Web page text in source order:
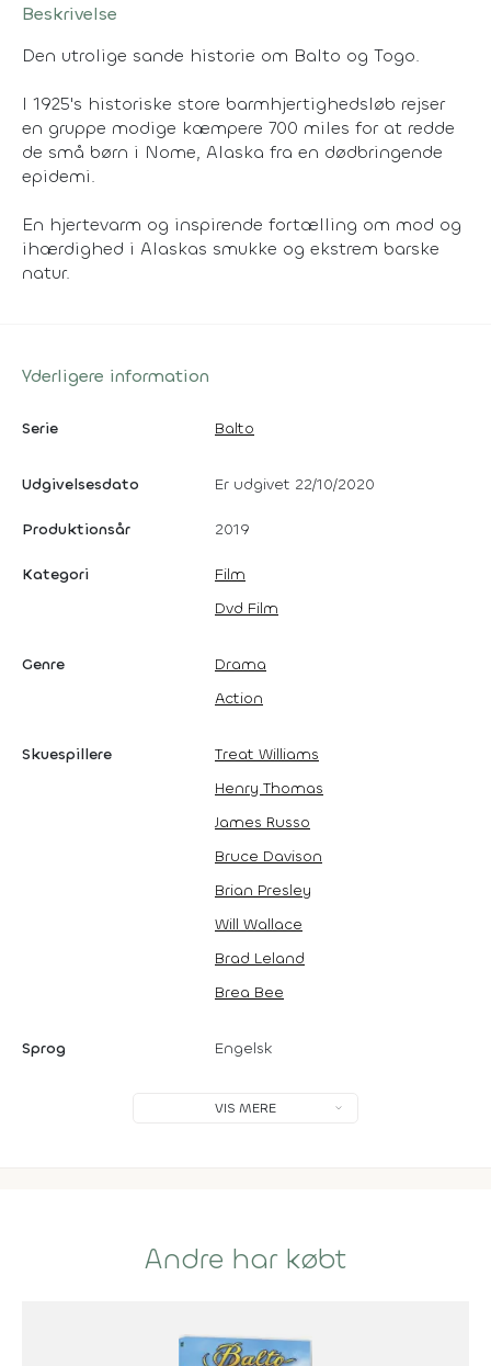
Beskrivelse
Den utrolige sande historie om Balto og Togo.
I 1925's historiske store barmhjertighedsløb rejser
en gruppe modige kæmpere 700 miles for at redde
de små børn i Nome, Alaska fra en dødbringende
epidemi.
En hjertevarm og inspirende fortælling om mod og
ihærdighed i Alaskas smukke og ekstrem barske
natur.
Yderligere information
Serie Balto
Udgivelsesdato Er udgivet 22/10/2020
Produktionsår 2019
Kategori
Film
Dvd Film
Genre
Drama
Action
Skuespillere
Treat Williams
Henry Thomas
James Russo
Bruce Davison
Brian Presley
Will Wallace
Brad Leland
Brea Bee
Sprog Engelsk
VIS MERE
Andre har købt